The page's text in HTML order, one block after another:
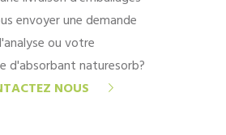
envoyer une demande
ou votre
d'absorbant naturesorb?
NOUS